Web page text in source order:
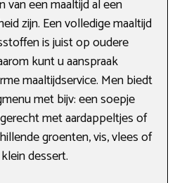
van een maaltijd al een
zijn. Een volledige maaltijd
is juist op oudere
kunt u aanspraak
maaltijdservice. Men biedt
met bijv: een soepje
met aardappeltjes of
groenten, vis, vlees of
dessert.